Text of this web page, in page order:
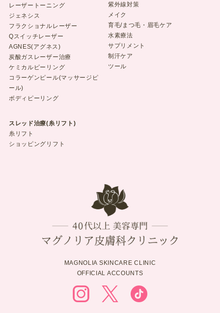
レーザートーニング
ジェネシス
フラクショナルレーザー
Qスイッチレーザー
AGNES(アグネス)
炭酸ガスレーザー治療
ケミカルピーリング
コラーゲンピール(マッサージピ
ール)
ボディピーリング
スレッド治療(糸リフト)
糸リフト
ショッピングリフト
紫外線対策
メイク
育毛/まつ毛・眉毛ケア
水素療法
サプリメント
制汗ケア
ツール
MAGNOLIA SKINCARE CLINIC
OFFICIAL ACCOUNTS